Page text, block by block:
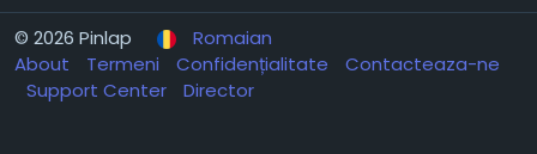
© 2026 Pinlap
Romaian
About
Termeni Confidențialitate
Contacteaza-ne
Support Center
Director